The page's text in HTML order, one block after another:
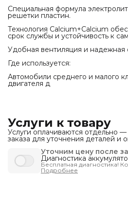
Специальная формула
решетки пластин.
Технология Calcium+Calcium
срок службы и устойчивость к
Удобная вентиляция и надежная
Где используется:
Автомобили среднего и малого
двигателя д
Услуги к товару
Услуги оплачиваются отдельно
заказа для уточнения деталей и
Уточним цену после
Диагностика
Бесплатная диагностика!
запуска автомобиля -
машина заведётся тогда,
Подробнее